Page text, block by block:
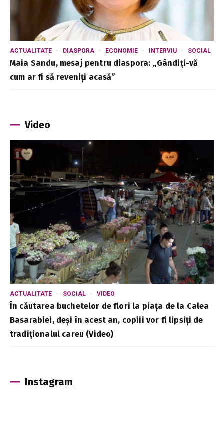
ACTUALITATE DIASPORA ECONOMIE INTERVIU SOCIAL
Maia Sandu, mesaj pentru diaspora: „Gândiți-vă
cum ar fi să reveniți acasă”
Video
ACTUALITATE SOCIAL VIDEO
În căutarea buchetelor de flori la piața de la Calea
Basarabiei, deși în acest an, copiii vor fi lipsiți de
tradiționalul careu (Video)
Instagram